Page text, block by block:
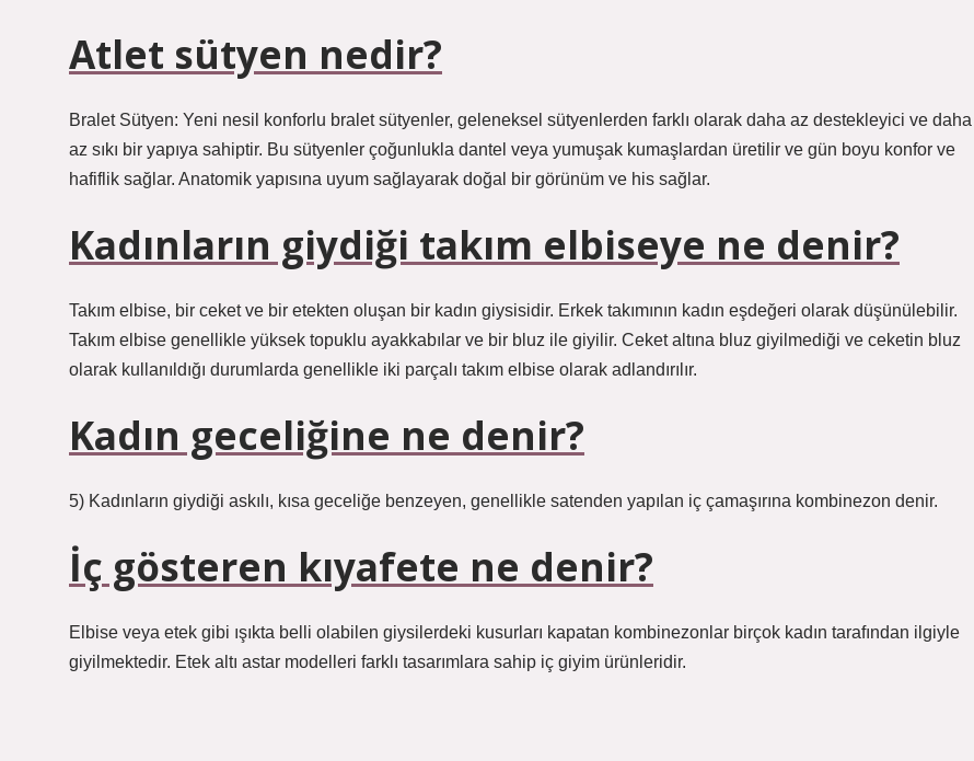
Atlet sütyen nedir?
Bralet Sütyen: Yeni nesil konforlu bralet sütyenler, geleneksel sütyenlerden farklı olarak daha az destekleyici ve daha
az sıkı bir yapıya sahiptir. Bu sütyenler çoğunlukla dantel veya yumuşak kumaşlardan üretilir ve gün boyu konfor ve
hafiflik sağlar. Anatomik yapısına uyum sağlayarak doğal bir görünüm ve his sağlar.
Kadınların giydiği takım elbiseye ne denir?
Takım elbise, bir ceket ve bir etekten oluşan bir kadın giysisidir. Erkek takımının kadın eşdeğeri olarak düşünülebilir.
Takım elbise genellikle yüksek topuklu ayakkabılar ve bir bluz ile giyilir. Ceket altına bluz giyilmediği ve ceketin bluz
olarak kullanıldığı durumlarda genellikle iki parçalı takım elbise olarak adlandırılır.
Kadın geceliğine ne denir?
5) Kadınların giydiği askılı, kısa geceliğe benzeyen, genellikle satenden yapılan iç çamaşırına kombinezon denir.
İç gösteren kıyafete ne denir?
Elbise veya etek gibi ışıkta belli olabilen giysilerdeki kusurları kapatan kombinezonlar birçok kadın tarafından ilgiyle
giyilmektedir. Etek altı astar modelleri farklı tasarımlara sahip iç giyim ürünleridir.